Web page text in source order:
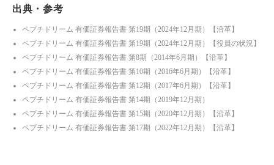
出典・参考
ペプチドリーム 有価証券報告書 第19期（2024年12月期）【沿革】
ペプチドリーム 有価証券報告書 第19期（2024年12月期）【役員の状況】
ペプチドリーム 有価証券報告書 第8期（2014年6月期）【沿革】
ペプチドリーム 有価証券報告書 第10期（2016年6月期）【沿革】
ペプチドリーム 有価証券報告書 第12期（2017年6月期）【沿革】
ペプチドリーム 有価証券報告書 第14期（2019年12月期）
ペプチドリーム 有価証券報告書 第15期（2020年12月期）【沿革】
ペプチドリーム 有価証券報告書 第17期（2022年12月期）【沿革】